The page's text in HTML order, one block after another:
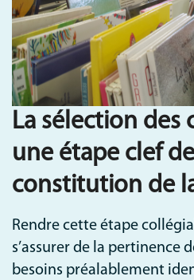
Communication
MNL
La sélection des
une étape clef
constitution de
Rendre cette étape
s’assurer de la pertinence
besoins préalablement